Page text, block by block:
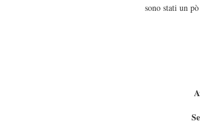
sono stati un